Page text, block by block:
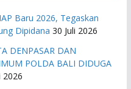
Baru 2026, Tegaskan
Dipidana 30 Juli 2026
DENPASAR DAN
POLDA BALI DIDUGA
2026